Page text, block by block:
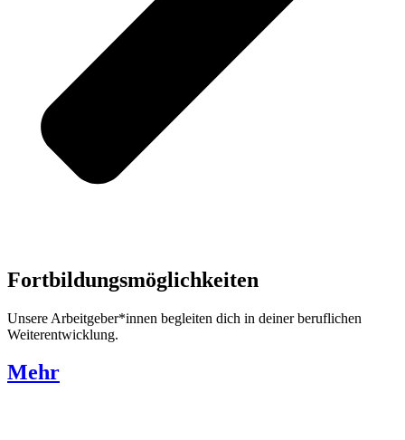
Fortbildungsmöglichkeiten
Unsere Arbeitgeber*innen begleiten dich in deiner beruflichen
Weiterentwicklung.
Mehr